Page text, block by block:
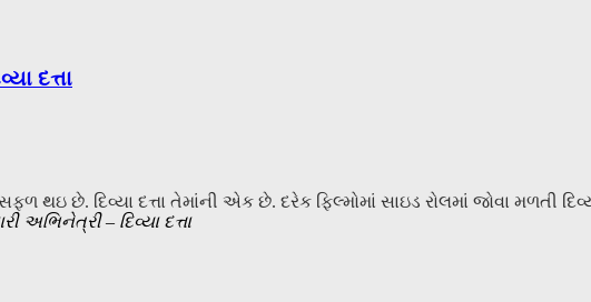
દત્તા
છે. દિવ્યા દત્તા તેમાંની એક છે. દરેક ફિલ્મોમાં સાઇડ રોલમાં જોવા મળતી
– દિવ્યા દત્તા